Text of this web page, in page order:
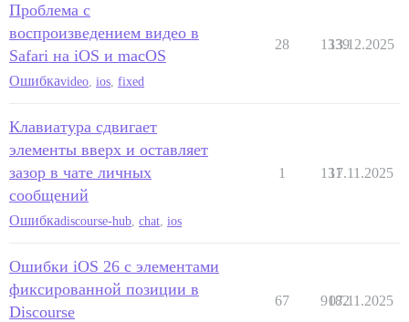
Проблема с
воспроизведением видео в
Safari на iOS и macOS
Ошибкаvideo ios fixed
28 1339
13.12.2025
Клавиатура сдвигает
элементы вверх и оставляет
зазор в чате личных
сообщений
Ошибкаdiscourse-hub chat ios
1 131
17.11.2025
Ошибки iOS 26 с элементами
фиксированной позиции в
Discourse
67 9182
07.11.2025